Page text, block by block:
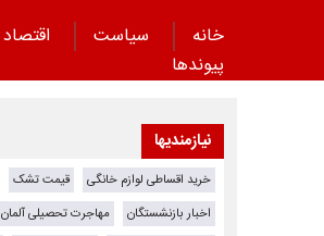
خانه سیاست اقتصاد
پیوند‌ها
نیازمندیها
خرید اقساطی لوازم خانگی
قیمت تشک
اخبار بازنشستگان
مهاجرت تحصیلی آلمان